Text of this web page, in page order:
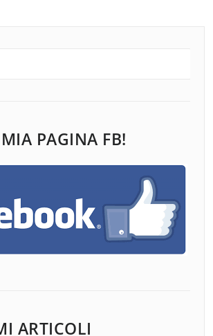
PAGINA FB!
ARTICOLI